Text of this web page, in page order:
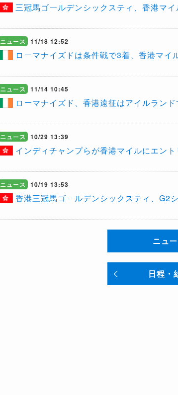
三冠馬ゴールデンシックスティ、香港マ
ニュース 11/18 12:52
ローマナイズドは条件戦で3着、香港マイ
ニュース 11/14 10:45
ローマナイズド、香港遠征はアイルラン
ニュース 10/29 13:39
インディチャンプらが香港マイルにエン
ニュース 10/19 13:53
香港三冠馬ゴールデンシックスティ、G2
ニュ
日程・